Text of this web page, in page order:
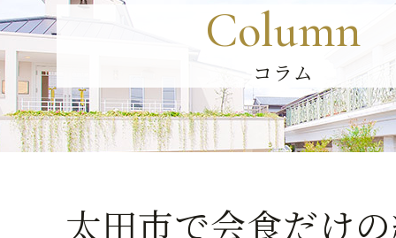
Column
コラム
太田市で会食だけ